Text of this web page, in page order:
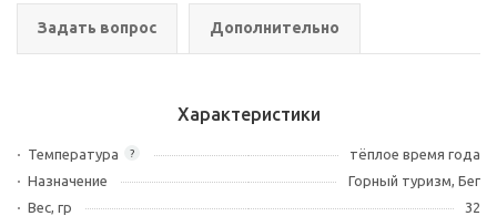
Задать вопрос Дополнительно
Характеристики
?
Температура
тёплое время года
Назначение
Горный туризм, Бег
Вес, гр
32